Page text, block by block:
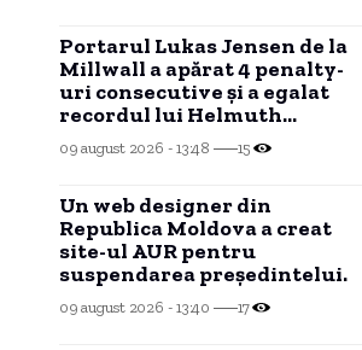
Portarul Lukas Jensen de la
Millwall a apărat 4 penalty-
uri consecutive și a egalat
recordul lui Helmuth
Duckadam în Cupa Ligii
Angliei.
09 august 2026 - 13:48 15
Un web designer din
Republica Moldova a creat
site-ul AUR pentru
suspendarea președintelui.
09 august 2026 - 13:40 17